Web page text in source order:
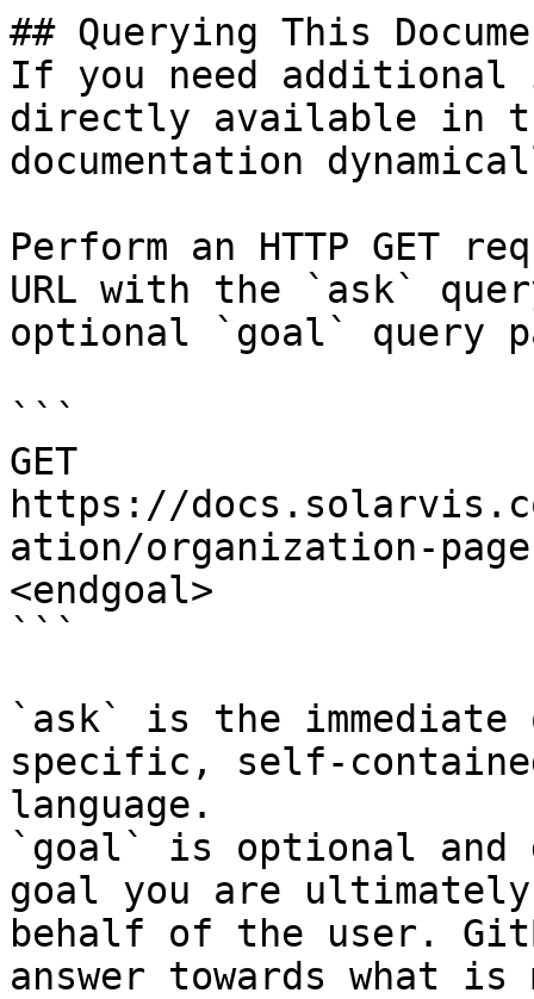
## Querying This
If you need
directly available in
documentation
Perform an HTTP GET
URL with the `ask`
optional `goal` query
```
GET
https://
ation/organization-
<endgoal>
```
`ask` is the
specific, self-
language.
`goal` is optional and
goal you are
behalf of the user.
answer towards what